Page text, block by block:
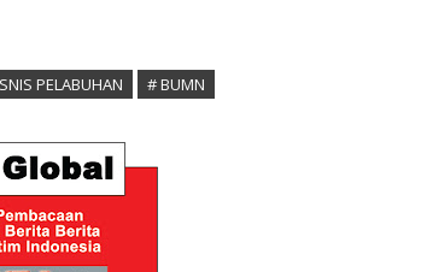
PELABUHAN # BUMN